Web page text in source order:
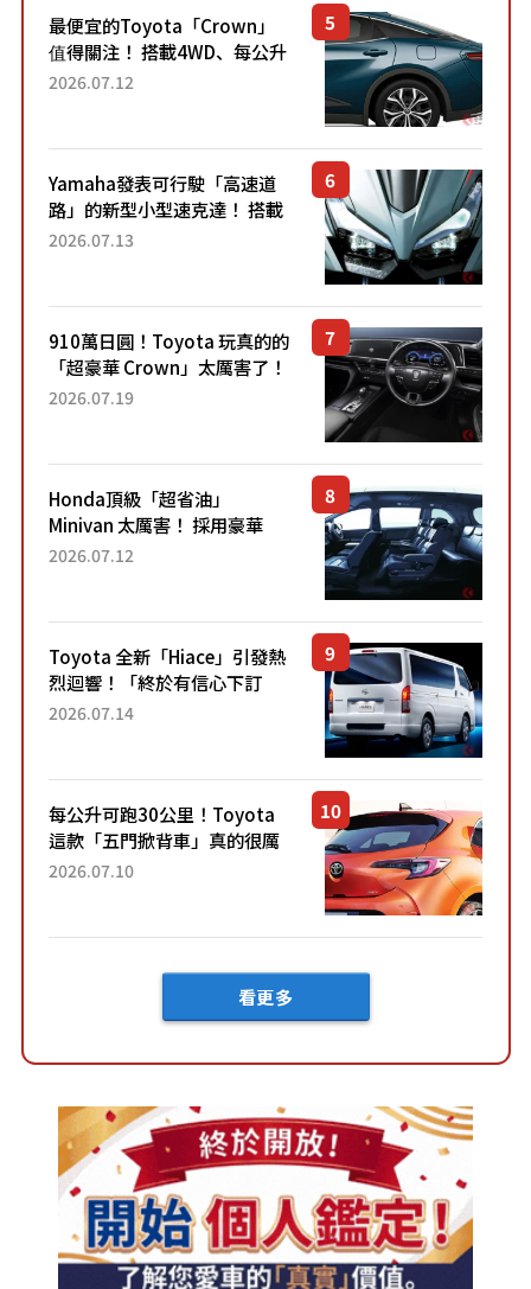
最便宜的Toyota「Crown」
值得關注！ 搭載4WD、每公升
22.4公里低油耗表現超亮眼！
2026.07.12
Yamaha發表可行駛「高速道
路」的新型小型速克達！ 搭載
能享受超強勁「渦輪感」的動
2026.07.13
910萬日圓！Toyota 玩真的的
「超豪華 Crown」太厲害了！
採用由「匠人技藝」打造的
2026.07.19
Honda頂級「超省油」
Minivan 太厲害！ 採用豪華
「真皮座椅」與專屬「黑色內
「三...
2026.07.12
Toyota 全新「Hiace」引發熱
烈迴響！「終於有信心下訂
了！」「哪個等級交車最
車？...
2026.07.14
每公升可跑30公里！Toyota
這款「五門掀背車」真的很厲
害！ 擁有全長4.3公尺的「剛剛
2026.07.10
看更多